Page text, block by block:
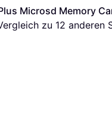
Microsd Memory
zu 12 anderen